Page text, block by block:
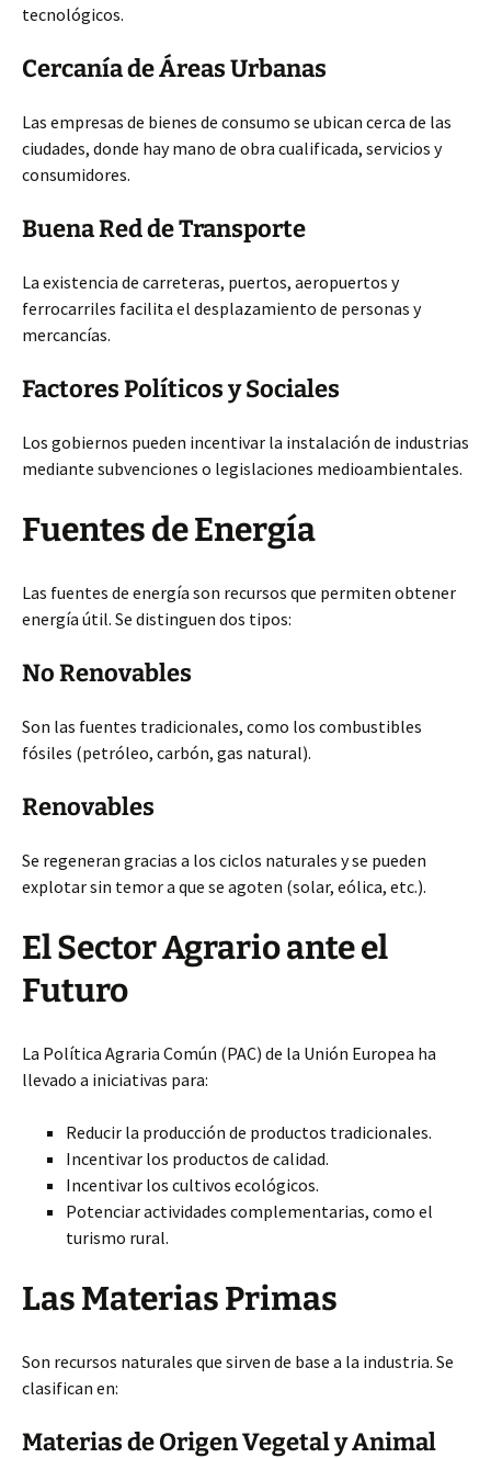
tecnológicos.
Cercanía de Áreas Urbanas
Las empresas de bienes de consumo se ubican cerca de las
ciudades, donde hay mano de obra cualificada, servicios y
consumidores.
Buena Red de Transporte
La existencia de carreteras, puertos, aeropuertos y
ferrocarriles facilita el desplazamiento de personas y
mercancías.
Factores Políticos y Sociales
Los gobiernos pueden incentivar la instalación de industrias
mediante subvenciones o legislaciones medioambientales.
Fuentes de Energía
Las fuentes de energía son recursos que permiten obtener
energía útil. Se distinguen dos tipos:
No Renovables
Son las fuentes tradicionales, como los combustibles
fósiles (petróleo, carbón, gas natural).
Renovables
Se regeneran gracias a los ciclos naturales y se pueden
explotar sin temor a que se agoten (solar, eólica, etc.).
El Sector Agrario ante el
Futuro
La Política Agraria Común (PAC) de la Unión Europea ha
llevado a iniciativas para:
Reducir la producción de productos tradicionales.
Incentivar los productos de calidad.
Incentivar los cultivos ecológicos.
Potenciar actividades complementarias, como el
turismo rural.
Las Materias Primas
Son recursos naturales que sirven de base a la industria. Se
clasifican en:
Materias de Origen Vegetal y Animal